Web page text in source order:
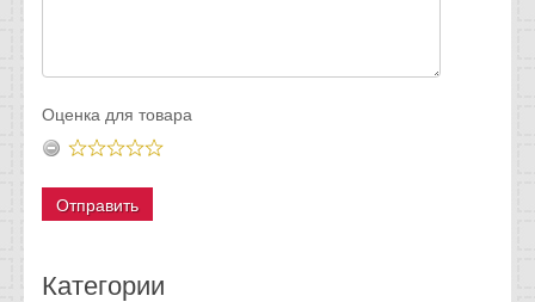
Оценка для товара
Категории